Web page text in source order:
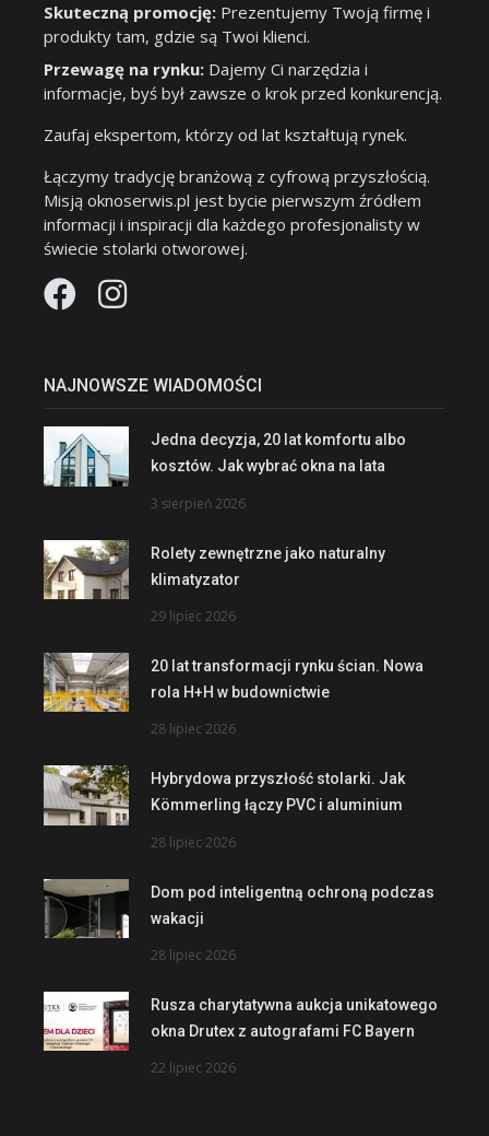
Skuteczną promocję: Prezentujemy Twoją firmę i
produkty tam, gdzie są Twoi klienci.
Przewagę na rynku: Dajemy Ci narzędzia i
informacje, byś był zawsze o krok przed konkurencją.
Zaufaj ekspertom, którzy od lat kształtują rynek.
Łączymy tradycję branżową z cyfrową przyszłością.
Misją oknoserwis.pl jest bycie pierwszym źródłem
informacji i inspiracji dla każdego profesjonalisty w
świecie stolarki otworowej.
NAJNOWSZE WIADOMOŚCI
Jedna decyzja, 20 lat komfortu albo
kosztów. Jak wybrać okna na lata
3 sierpień 2026
Rolety zewnętrzne jako naturalny
klimatyzator
29 lipiec 2026
20 lat transformacji rynku ścian. Nowa
rola H+H w budownictwie
28 lipiec 2026
Hybrydowa przyszłość stolarki. Jak
Kömmerling łączy PVC i aluminium
28 lipiec 2026
Dom pod inteligentną ochroną podczas
wakacji
28 lipiec 2026
Rusza charytatywna aukcja unikatowego
okna Drutex z autografami FC Bayern
22 lipiec 2026